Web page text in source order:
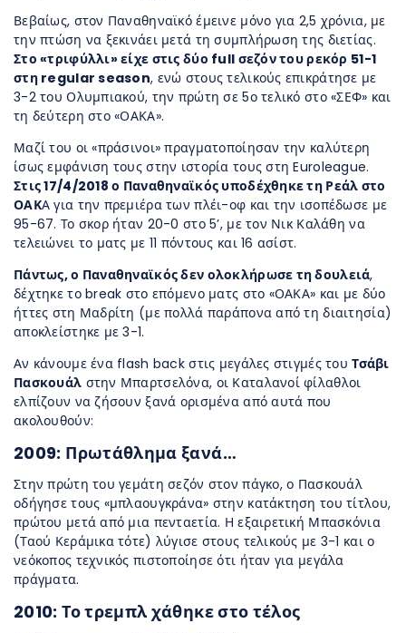
Βεβαίως, στον Παναθηναϊκό έμεινε μόνο για 2,5 χρόνια, με
την πτώση να ξεκινάει μετά τη συμπλήρωση της διετίας.
Στο «τριφύλλι» είχε στις δύο full σεζόν του ρεκόρ 51-1
στη regular season, ενώ στους τελικούς επικράτησε με
3-2 του Ολυμπιακού, την πρώτη σε 5ο τελικό στο «ΣΕΦ» και
τη δεύτερη στο «ΟΑΚΑ».
Μαζί του οι «πράσινοι» πραγματοποίησαν την καλύτερη
ίσως εμφάνιση τους στην ιστορία τους στη Euroleague.
Στις 17/4/2018 ο Παναθηναϊκός υποδέχθηκε τη Ρεάλ στο
ΟΑΚΑ για την πρεμιέρα των πλέι-οφ και την ισοπέδωσε με
95-67. Το σκορ ήταν 20-0 στο 5’, με τον Νικ Καλάθη να
τελειώνει το ματς με 11 πόντους και 16 ασίστ.
Πάντως, ο Παναθηναϊκός δεν ολοκλήρωσε τη δουλειά,
δέχτηκε το break στο επόμενο ματς στο «ΟΑΚΑ» και με δύο
ήττες στη Μαδρίτη (με πολλά παράπονα από τη διαιτησία)
αποκλείστηκε με 3-1.
Αν κάνουμε ένα flash back στις μεγάλες στιγμές τουΤσάβι
Πασκουάλ στην Μπαρτσελόνα, οι Καταλανοί φίλαθλοι
ελπίζουν να ζήσουν ξανά ορισμένα από αυτά που
ακολουθούν:
2009: Πρωτάθλημα ξανά…
Στην πρώτη του γεμάτη σεζόν στον πάγκο, ο Πασκουάλ
οδήγησε τους «μπλαουγκράνα» στην κατάκτηση του τίτλου,
πρώτου μετά από μια πενταετία. Η εξαιρετική Μπασκόνια
(Ταού Κεράμικα τότε) λύγισε στους τελικούς με 3-1 και ο
νεόκοπος τεχνικός πιστοποίησε ότι ήταν για μεγάλα
πράγματα.
2010: Το τρεμπλ χάθηκε στο τέλος